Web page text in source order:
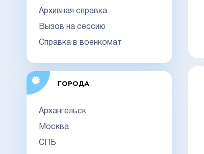
Архивная справка
Вызов на сессию
Справка в военкомат
ГОРОДА
Архангельск
Москва
СПБ